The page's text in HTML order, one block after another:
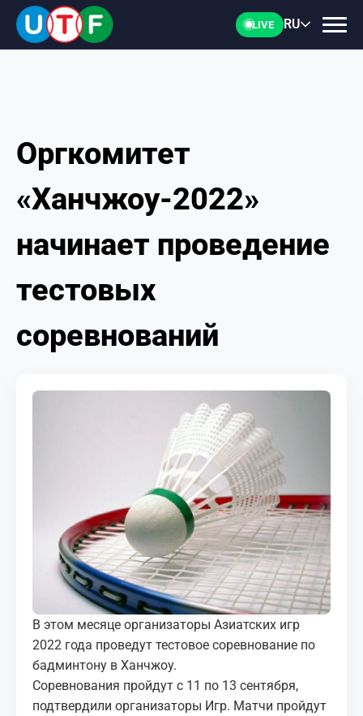
LIVE RU
ГЛАВНАЯ
ФТУ
НОВОСТИ
ДОКУМЕНТЫ
ПЕРСОНАЛИИ
Оргкомитет
«Ханчжоу-2022»
начинает проведение
тестовых
соревнований
В этом месяце организаторы Азиатских игр
2022 года проведут тестовое соревнование по
бадминтону в Ханчжоу.
Соревнования пройдут с 11 по 13 сентября,
подтвердили организаторы Игр. Матчи пройдут